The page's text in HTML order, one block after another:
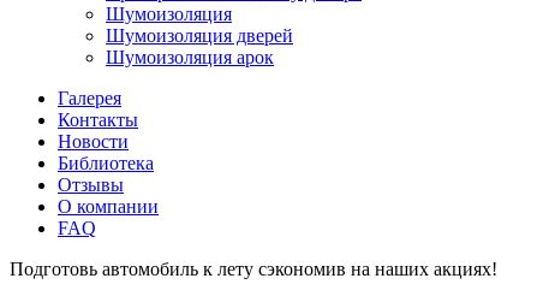
Шумоизоляция
Шумоизоляция дверей
Шумоизоляция арок
Галерея
Контакты
Новости
Библиотека
Отзывы
О компании
FAQ
Подготовь автомобиль к лету сэкономив на наших акциях!